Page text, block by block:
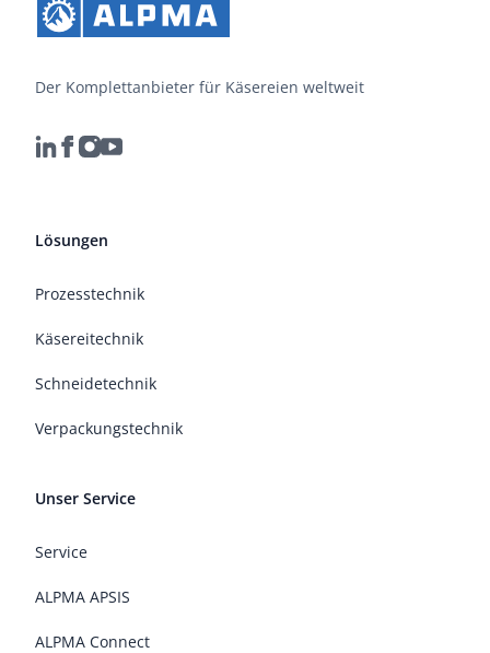
Der Komplettanbieter für Käsereien weltweit
Lösungen
Prozesstechnik
Käsereitechnik
Schneidetechnik
Verpackungstechnik
Unser Service
Service
ALPMA APSIS
ALPMA Connect